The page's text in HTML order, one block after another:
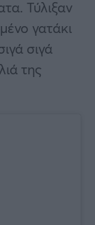
Τύλιξαν
γατάκι
σιγά
της